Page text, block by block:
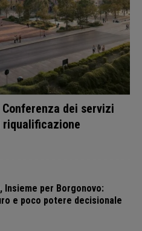
dei servizi
per Borgonovo:
e poco potere decisionale